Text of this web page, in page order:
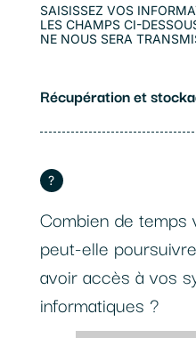
SAISISSEZ VOS
LES CHAMPS CI-
NE NOUS SERA
Récupération et
?
Combien de
peut-elle
avoir accès à vos
informatiques ?